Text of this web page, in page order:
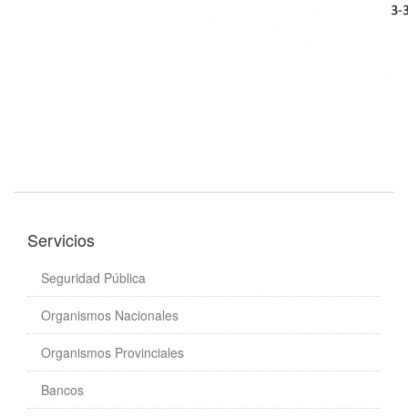
Servicios
Seguridad Pública
Organismos Nacionales
Organismos Provinciales
Bancos